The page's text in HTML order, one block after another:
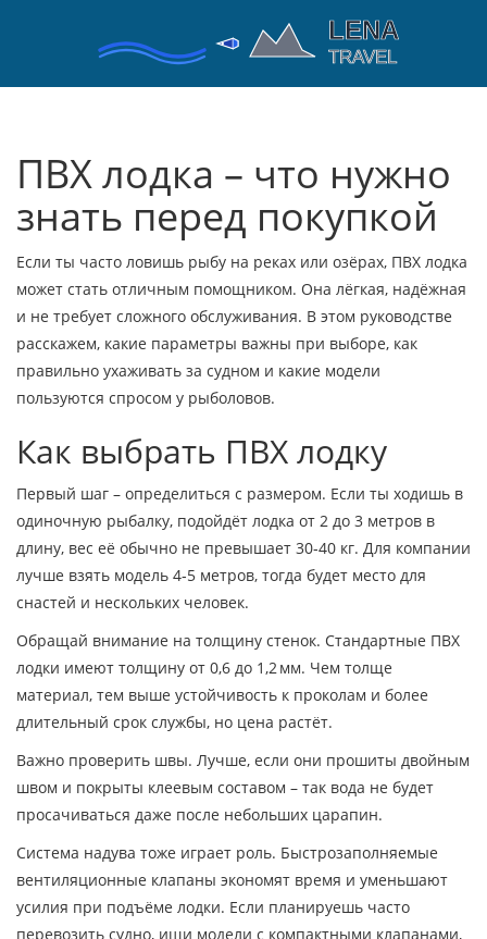
ПВХ лодка – что нужно
знать перед покупкой
Если ты часто ловишь рыбу на реках или озёрах, ПВХ лодка
может стать отличным помощником. Она лёгкая, надёжная
и не требует сложного обслуживания. В этом руководстве
расскажем, какие параметры важны при выборе, как
правильно ухаживать за судном и какие модели
пользуются спросом у рыболовов.
Как выбрать ПВХ лодку
Первый шаг – определиться с размером. Если ты ходишь в
одиночную рыбалку, подойдёт лодка от 2 до 3 метров в
длину, вес её обычно не превышает 30‑40 кг. Для компании
лучше взять модель 4‑5 метров, тогда будет место для
снастей и нескольких человек.
Обращай внимание на толщину стенок. Стандартные ПВХ
лодки имеют толщину от 0,6 до 1,2 мм. Чем толще
материал, тем выше устойчивость к проколам и более
длительный срок службы, но цена растёт.
Важно проверить швы. Лучше, если они прошиты двойным
швом и покрыты клеевым составом – так вода не будет
просачиваться даже после небольших царапин.
Система надува тоже играет роль. Быстрозаполняемые
вентиляционные клапаны экономят время и уменьшают
усилия при подъёме лодки. Если планируешь часто
перевозить судно, ищи модели с компактными клапанами,